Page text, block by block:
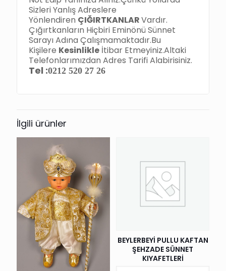
Sizleri Yanlış Adreslere
Yönlendiren ÇIĞIRTKANLARVardır.
Çığırtkanların Hiçbiri Eminönü Sünnet
Sarayı Adına Çalışmamaktadır.Bu
Kişilere Kesinlikle İtibar Etmeyiniz.Altaki
Telefonlarımızdan Adres Tarifi Alabirisiniz.
Tel :0212 520 27 26
İlgili ürünler
BEYLERBEYİ PULLU KAFTAN
ŞEHZADE SÜNNET
KIYAFETLERİ